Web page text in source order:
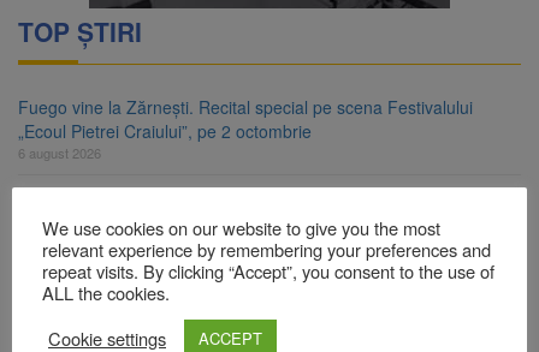
TOP ȘTIRI
Fuego vine la Zărnești. Recital special pe scena Festivalului
„Ecoul Pietrei Craiului”, pe 2 octombrie
6 august 2026
întâmplă cu centralele pe cărbune
6 august 2026
Legea integrității, adoptată de Senat cu amendamentele PSD și
AUR. Proiectul merge la promulgare
6 august 2026
We use cookies on our website to give you the most
relevant experience by remembering your preferences and
repeat visits. By clicking “Accept”, you consent to the use of
ALL the cookies.
Cookie settings
ACCEPT